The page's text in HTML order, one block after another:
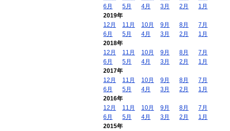
6月
5月 4月 3月 2月
1月
2019年
12月
11月 10月 9月 8月
7月
6月
5月 4月 3月 2月
1月
2018年
12月
11月 10月 9月 8月
7月
6月
5月 4月 3月 2月
1月
2017年
12月
11月 10月 9月 8月
7月
6月
5月 4月 3月 2月
1月
2016年
12月
11月 10月 9月 8月
7月
6月
5月 4月 3月 2月
1月
2015年